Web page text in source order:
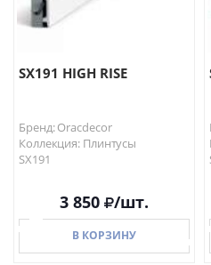
SX191 HIGH RISE
Бренд: Oracdecor
Коллекция: Плинтусы
SX191
3 850 /шт.
В КОРЗИНУ